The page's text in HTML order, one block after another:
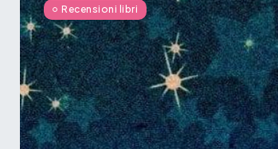
Recensioni libri